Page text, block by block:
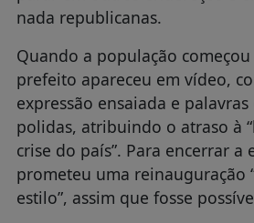
nada republicanas.
Quando a população começou
prefeito apareceu em vídeo,
expressão ensaiada e
polidas, atribuindo o atraso à
crise do país”. Para encerrar a
prometeu uma reinauguração
estilo”, assim que fosse